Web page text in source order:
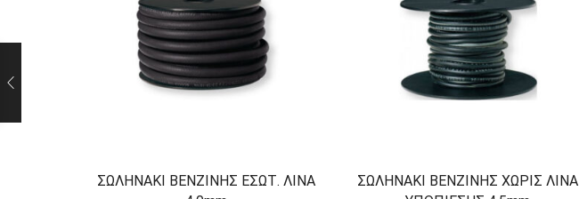
ΣΩΛΗΝΑΚΙ ΒΕΝΖΙΝΗΣ ΕΣΩΤ. ΛΙΝΑ
ΣΩΛΗΝΑΚΙ ΒΕΝΖΙΝΗΣ ΧΩΡΙΣ ΛΙΝΑ